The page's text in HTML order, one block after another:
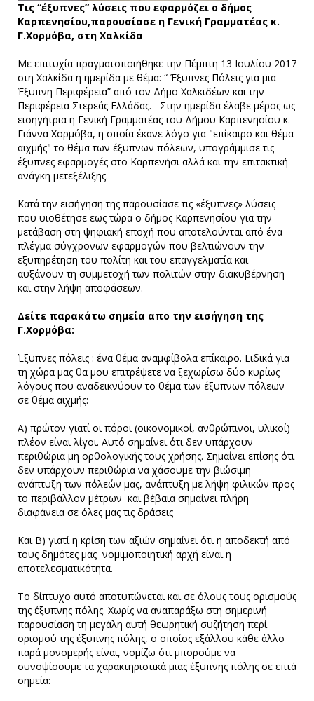
Τις “έξυπνες” λύσεις που εφαρμόζει o δήμος
Καρπενησίου,παρουσίασε η Γενική Γραμματέας κ.
Γ.Χορμόβα, στη Χαλκίδα
Με επιτυχία πραγματοποιήθηκε την Πέμπτη 13 Ιουλίου 2017
στη Χαλκίδα η ημερίδα με θέμα: “ Έξυπνες Πόλεις για μια
Έξυπνη Περιφέρεια” από τον Δήμο Χαλκιδέων και την
Περιφέρεια Στερεάς Ελλάδας. Στην ημερίδα έλαβε μέρος ως
εισηγήτρια η Γενική Γραμματέας του Δήμου Καρπενησίου κ.
Γιάννα Χορμόβα, η οποία έκανε λόγο για "επίκαιρο και θέμα
αιχμής" το θέμα των έξυπνων πόλεων, υπογράμμισε τις
έξυπνες εφαρμογές στο Καρπενήσι αλλά και την επιτακτική
ανάγκη μετεξέλιξης.
Κατά την εισήγηση της παρουσίασε τις «έξυπνες» λύσεις
που υιοθέτησε εως τώρα ο δήμος Καρπενησίου για την
μετάβαση στη ψηφιακή εποχή που αποτελούνται από ένα
πλέγμα σύγχρονων εφαρμογών που βελτιώνουν την
εξυπηρέτηση του πολίτη και του επαγγελματία και
αυξάνουν τη συμμετοχή των πολιτών στην διακυβέρνηση
και στην λήψη αποφάσεων.
Δείτε παρακάτω σημεία απο την εισήγηση της
Γ.Χορμόβα:
Έξυπνες πόλεις : ένα θέμα αναμφίβολα επίκαιρο. Ειδικά για
τη χώρα μας θα μου επιτρέψετε να ξεχωρίσω δύο κυρίως
λόγους που αναδεικνύουν το θέμα των έξυπνων πόλεων
σε θέμα αιχμής:
Α) πρώτον γιατί οι πόροι (οικονομικοί, ανθρώπινοι, υλικοί)
πλέον είναι λίγοι. Αυτό σημαίνει ότι δεν υπάρχουν
περιθώρια μη ορθολογικής τους χρήσης. Σημαίνει επίσης ότι
δεν υπάρχουν περιθώρια να χάσουμε την βιώσιμη
ανάπτυξη των πόλεών μας, ανάπτυξη με λήψη φιλικών προς
το περιβάλλον μέτρων και βέβαια σημαίνει πλήρη
διαφάνεια σε όλες μας τις δράσεις
Και Β) γιατί η κρίση των αξιών σημαίνει ότι η αποδεκτή από
τους δημότες μας νομιμοποιητική αρχή είναι η
αποτελεσματικότητα.
Το δίπτυχο αυτό αποτυπώνεται και σε όλους τους ορισμούς
της έξυπνης πόλης. Χωρίς να αναπαράξω στη σημερινή
παρουσίαση τη μεγάλη αυτή θεωρητική συζήτηση περί
ορισμού της έξυπνης πόλης, ο οποίος εξάλλου κάθε άλλο
παρά μονομερής είναι, νομίζω ότι μπορούμε να
συνοψίσουμε τα χαρακτηριστικά μιας έξυπνης πόλης σε επτά
σημεία: